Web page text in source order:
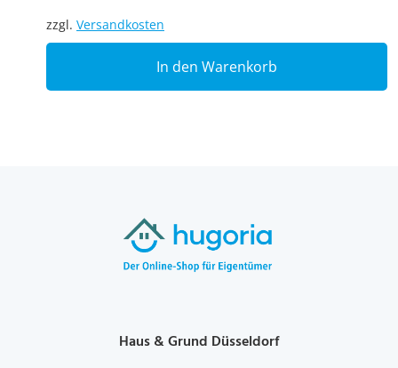
zzgl. Versandkosten
In den Warenkorb
Haus & Grund Düsseldorf